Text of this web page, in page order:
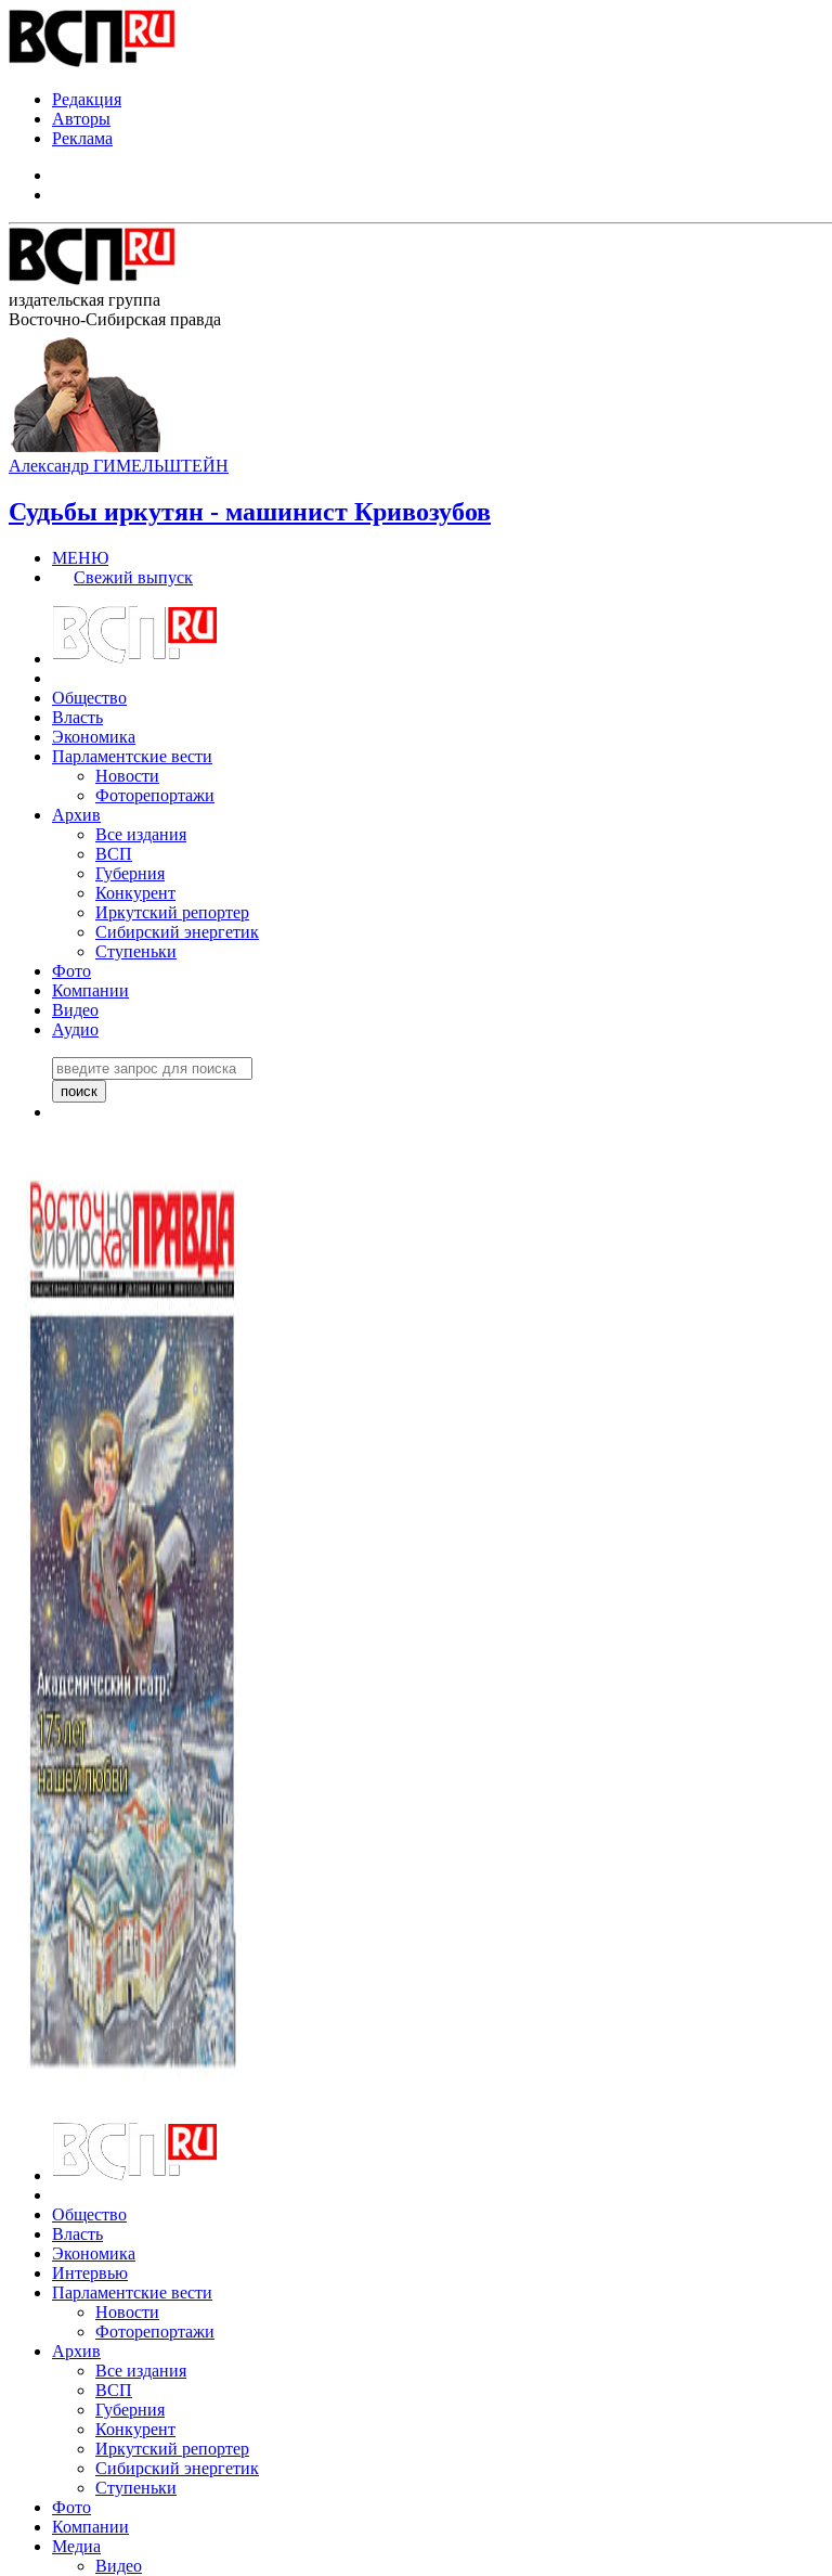
Редакция
Авторы
Реклама
издательская группа
Восточно-Сибирская правда
Александр ГИМЕЛЬШТЕЙН
Судьбы иркутян - машинист Кривозубов
МЕНЮ
Свежий выпуск
Общество
Власть
Экономика
Парламентские вести
Новости
Фоторепортажи
Архив
Все издания
ВСП
Губерния
Конкурент
Иркутский репортер
Сибирский энергетик
Ступеньки
Фото
Компании
Видео
Аудио
Общество
Власть
Экономика
Интервью
Парламентские вести
Новости
Фоторепортажи
Архив
Все издания
ВСП
Губерния
Конкурент
Иркутский репортер
Сибирский энергетик
Ступеньки
Фото
Компании
Медиа
Видео